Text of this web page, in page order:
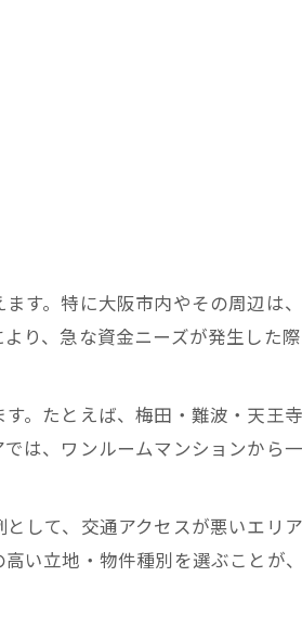
す。特に大阪市内やその周辺は
り、急な資金ニーズが発生した
。たとえば、梅田・難波・天王
は、ワンルームマンションから
して、交通アクセスが悪いエリ
い立地・物件種別を選ぶことが